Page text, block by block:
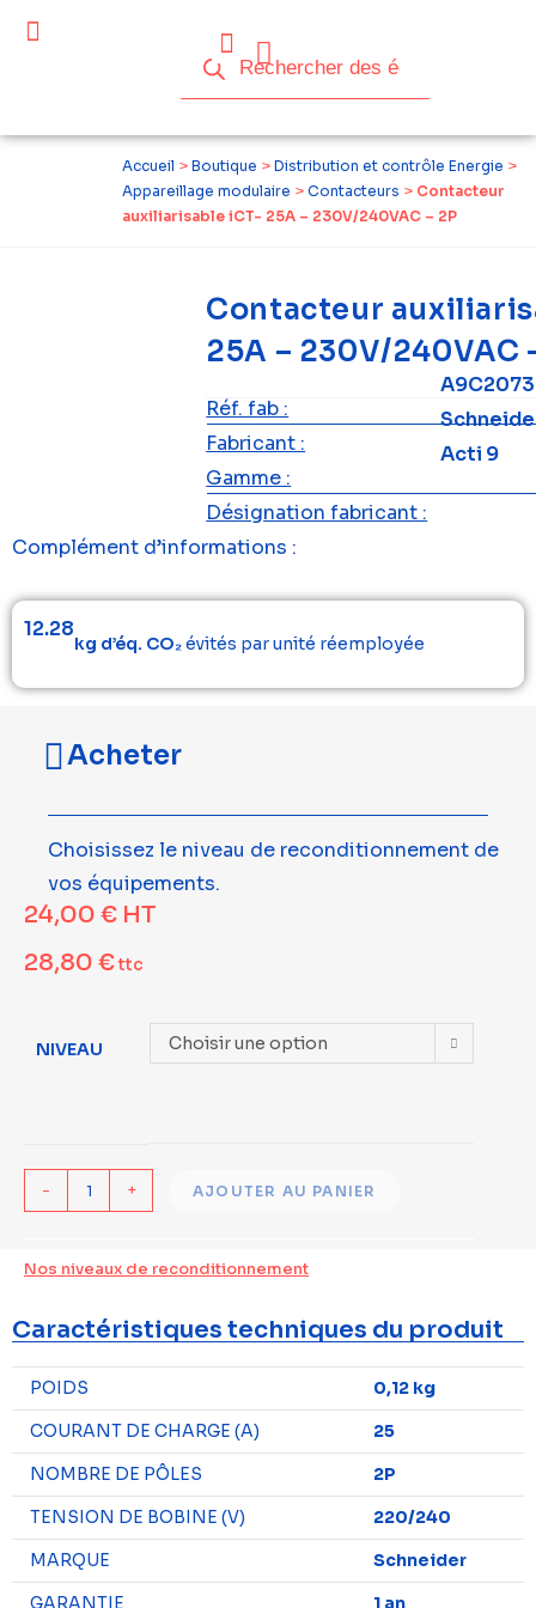
Accueil > Boutique > Distribution et contrôle Energie >
Appareillage modulaire > Contacteurs > Contacteur
auxiliarisable iCT- 25A – 230V/240VAC – 2P
Contacteur
25A – 230V/240VAC
Réf. fab :
Fabricant :
Gamme :
Acti 9
Désignation fabricant :
Complément d’informations :
12.28
kg d’éq. CO₂évités par unité réemployée
Acheter
Choisissez le niveau de reconditionnement de
vos équipements.
24,00 € HT
28,80 €ttc
NIVEAU Choisir une option
- + AJOUTER AU PANIER
Nos niveaux de reconditionnement
Caractéristiques techniques du produit
POIDS
0,12 kg
COURANT DE CHARGE (A)
25
NOMBRE DE PÔLES
2P
TENSION DE BOBINE (V)
220/240
MARQUE
Schneider
GARANTIE
1 an